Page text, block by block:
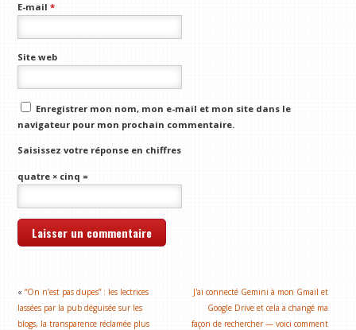
E-mail*
Site web
Enregistrer mon nom, mon e-mail et mon site dans le
navigateur pour mon prochain commentaire.
Saisissez votre réponse en chiffres
quatre × cinq =
«“On n’est pas dupes” : les lectrices
lassées par la pub déguisée sur les
blogs, la transparence réclamée plus
J'ai connecté Gemini à mon Gmail et
Google Drive et cela a changé ma
façon de rechercher — voici comment